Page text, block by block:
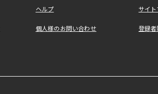
ヘルプ サイ
個人様のお問い合わせ 登録者